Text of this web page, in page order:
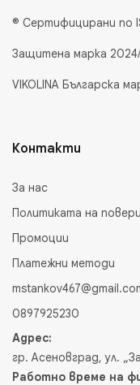
® Сертифицирани по
Защитена марка
VIKOLINA Българска
Контакти
За нас
Политиката на
Промоции
Платежни методи
0897925230
Адрес:
гр. Асеновград, ул.
Работно време на